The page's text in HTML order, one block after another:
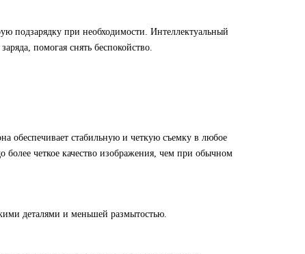
подзарядку при необходимости. Интеллектуальный
помогая снять беспокойство.
обеспечивает стабильную и четкую съемку в любое
более четкое качество изображения, чем при обычном
деталями и меньшей размытостью.